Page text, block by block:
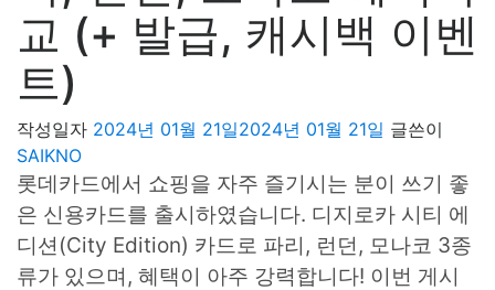
교 (+ 발급, 캐시백 이벤
트)
작성일자 2024년 01월 21일2024년 01월 21일 글쓴이
SAIKNO
롯데카드에서 쇼핑을 자주 즐기시는 분이 쓰기 좋
은 신용카드를 출시하였습니다. 디지로카 시티 에
디션(City Edition) 카드로 파리, 런던, 모나코 3종
류가 있으며, 혜택이 아주 강력합니다! 이번 게시